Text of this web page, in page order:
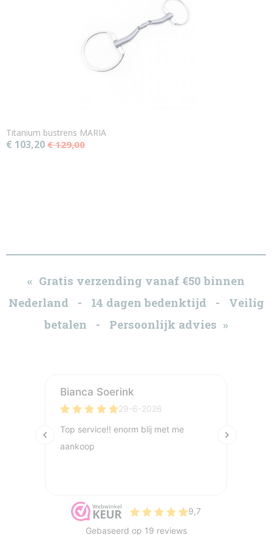
Titanium bustrens MARIA
€ 103,20 € 129,00
« Gratis verzending vanaf €50 binnen
Nederland - 14 dagen bedenktijd - Veilig
betalen - Persoonlijk advies »